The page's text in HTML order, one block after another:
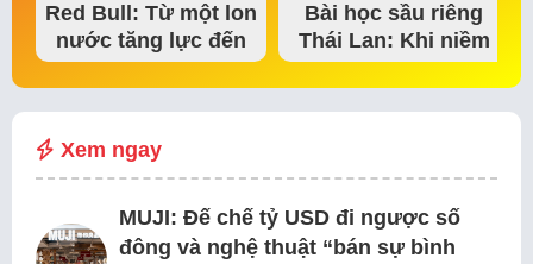
Red Bull: Từ một lon
nước tăng lực đến
đế chế thể…
Bài học sầu riêng
Thái Lan: Khi niềm
tin thị trường bắt…
Xem ngay
MUJI: Đế chế tỷ USD đi ngược số
đông và nghệ thuật “bán sự bình